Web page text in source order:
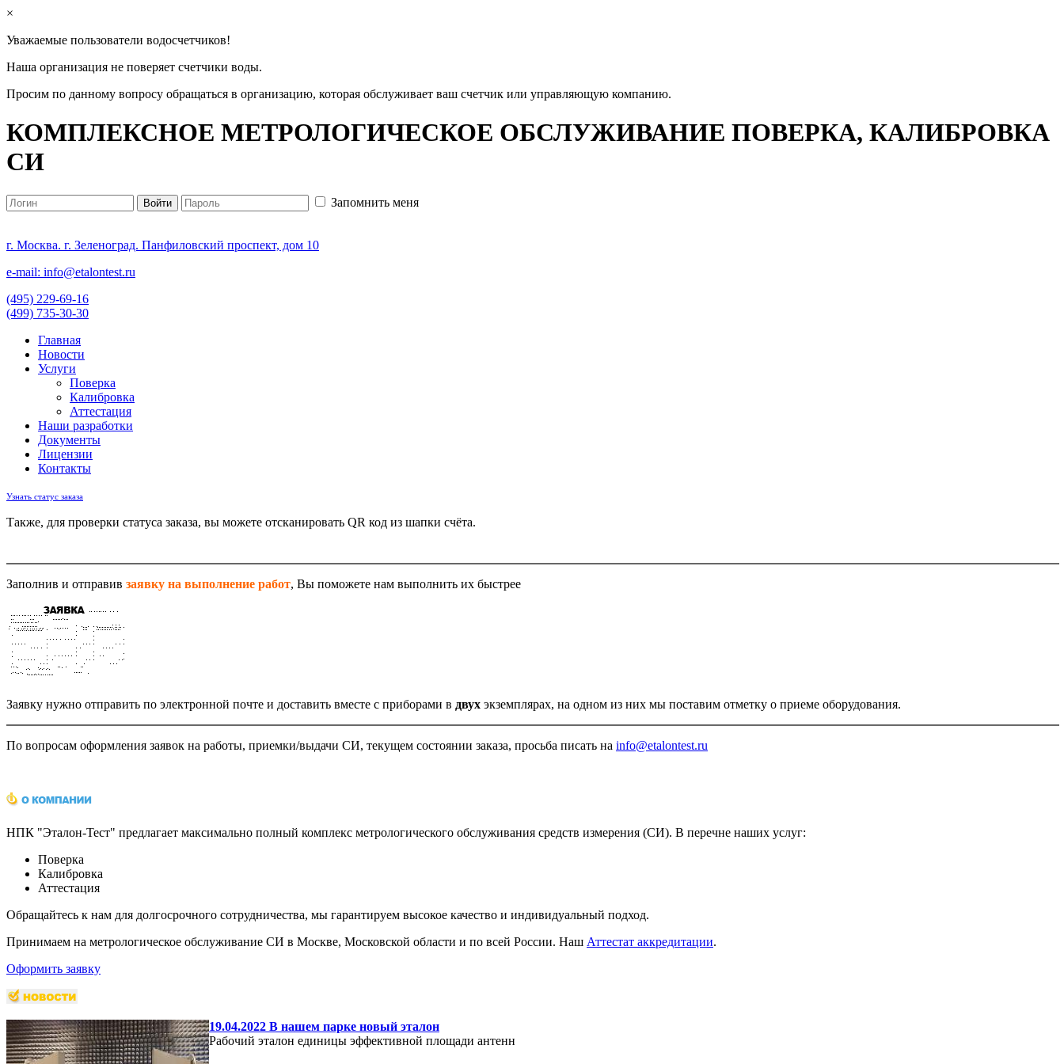
×
Уважаемые пользователи водосчетчиков!
Наша организация не поверяет счетчики воды.
Просим по данному вопросу обращаться в организацию, которая обслуживает ваш счетчик или управляющую компанию.
КОМПЛЕКСНОЕ МЕТРОЛОГИЧЕСКОЕ ОБСЛУЖИВАНИЕ ПОВЕРКА, КАЛИБРОВКА
СИ
Запомнить меня
г. Москва. г. Зеленоград. Панфиловский проспект, дом 10
e-mail: info@etalontest.ru
(495) 229-69-16
(499) 735-30-30
Главная
Новости
Услуги
Поверка
Калибровка
Аттестация
Наши разработки
Документы
Лицензии
Контакты
Узнать статус заказа
Также, для проверки статуса заказа, вы можете отсканировать QR код из шапки счёта.
Заполнив и отправив заявку на выполнение работ, Вы поможете нам выполнить их быстрее
Заявку нужно отправить по электронной почте и доставить вместе с приборами в двух экземплярах, на одном из них мы поставим отметку о приеме оборудования.
По вопросам оформления заявок на работы, приемки/выдачи СИ, текущем состоянии заказа, просьба писать на info@etalontest.ru
НПК "Эталон-Тест" предлагает максимально полный комплекс метрологического обслуживания средств измерения (СИ). В перечне наших услуг:
Поверка
Калибровка
Аттестация
Обращайтесь к нам для долгосрочного сотрудничества, мы гарантируем высокое качество и индивидуальный подход.
Принимаем на метрологическое обслуживание СИ в Москве, Московской области и по всей России. Наш Аттестат аккредитации.
Оформить заявку
19.04.2022 В нашем парке новый эталон
Рабочий эталон единицы эффективной площади антенн